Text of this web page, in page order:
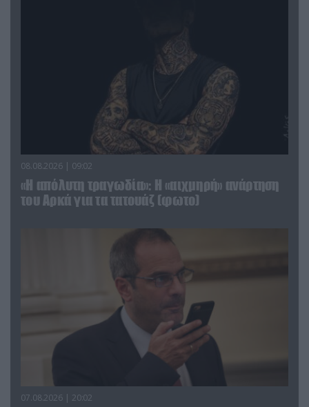
08.08.2026 | 09:02
«Η απόλυτη τραγωδία»: Η «αιχμηρή» ανάρτηση
του Αρκά για τα τατουάζ (φωτο)
07.08.2026 | 20:02